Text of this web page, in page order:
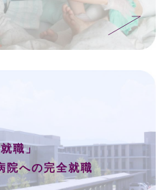
職」
院への完全就職